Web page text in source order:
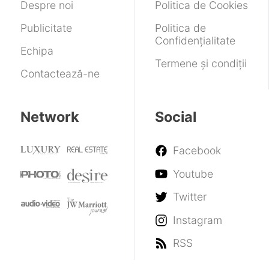
Despre noi
Publicitate
Echipa
Contactează-ne
Politica de Cookies
Politica de
Confidențialitate
Termene și condiții
Network Social
Facebook
Youtube
Twitter
Instagram
RSS